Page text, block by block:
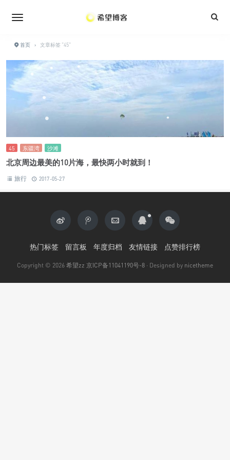
首页 › 文章标签 "45"
45 东疆湾 沙滩
北京周边最美的10片海，最快两小时就到！
旅行 2017-05-27
热门标签 留言板 年度归档 友情链接 点赞排行榜
Copyright © 2026 希望zz 京ICP备11041190号-8 · Designed by nicetheme
•
•
•
•
•
•
•
•
•